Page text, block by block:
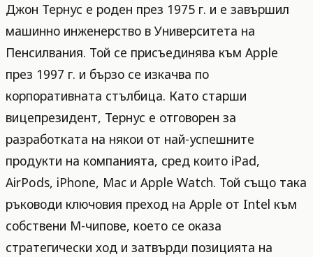
Джон Тернус е роден през 1975 г. и е завършил
машинно инженерство в Университета на
Пенсилвания. Той се присъединява към Apple
през 1997 г. и бързо се изкачва по
корпоративната стълбица. Като старши
вицепрезидент, Тернус е отговорен за
разработката на някои от най-успешните
продукти на компанията, сред които iPad,
AirPods, iPhone, Mac и Apple Watch. Той също така
ръководи ключовия преход на Apple от Intel към
собствени M-чипове, което се оказа
стратегически ход и затвърди позицията на